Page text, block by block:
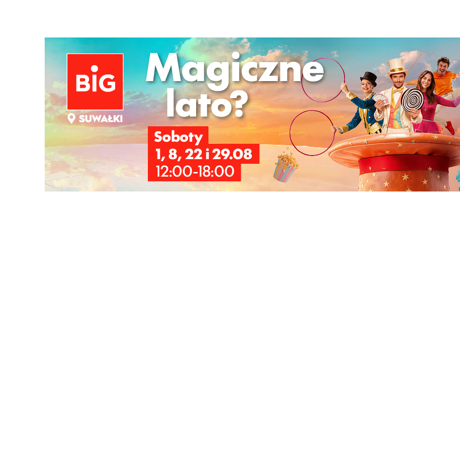
Szukana fraza w ogłoszeniach
nie odszukano ogłoszenia z podana frazą